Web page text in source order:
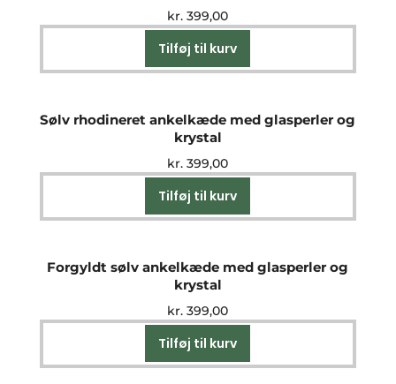
kr. 399,00
Tilføj til kurv
Sølv rhodineret ankelkæde med glasperler og
krystal
kr. 399,00
Tilføj til kurv
Forgyldt sølv ankelkæde med glasperler og
krystal
kr. 399,00
Tilføj til kurv